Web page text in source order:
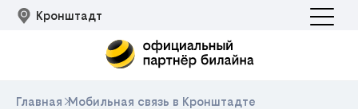
Кронштадт
Главная Мобильная связь в Кронштадте